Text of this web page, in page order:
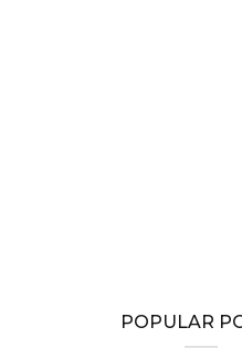
POPULAR